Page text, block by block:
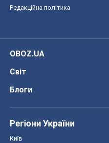
Редакційна політика
OBOZ.UA
Світ
Блоги
Регіони України
Київ